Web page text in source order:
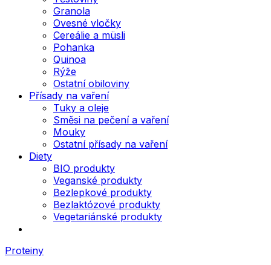
Granola
Ovesné vločky
Cereálie a müsli
Pohanka
Quinoa
Rýže
Ostatní obiloviny
Přísady na vaření
Tuky a oleje
Směsi na pečení a vaření
Mouky
Ostatní přísady na vaření
Diety
BIO produkty
Veganské produkty
Bezlepkové produkty
Bezlaktózové produkty
Vegetariánské produkty
Proteiny